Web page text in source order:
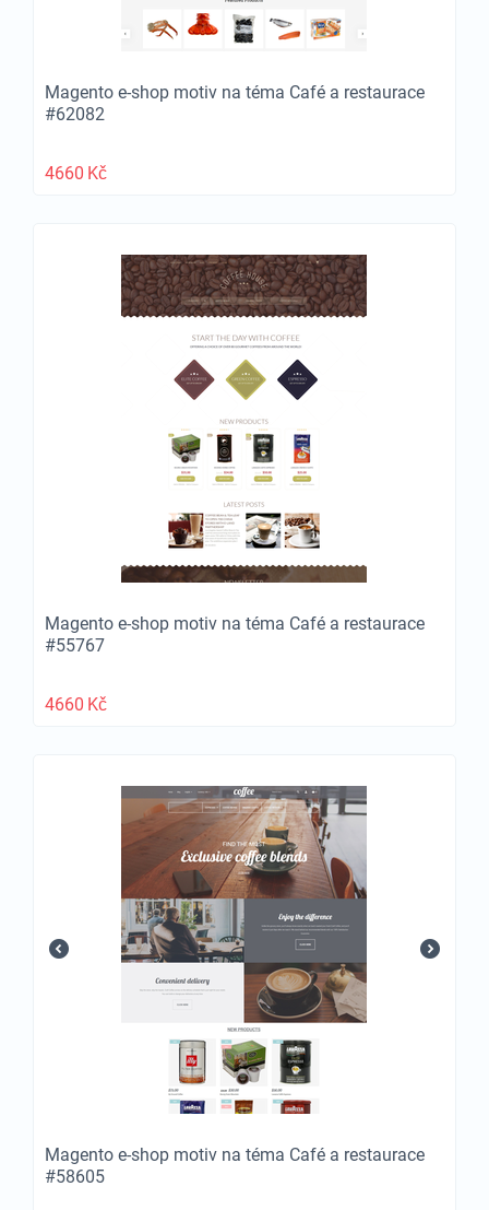
Magento e-shop motiv na téma Café a restaurace
#62082
4660 Kč
Magento e-shop motiv na téma Café a restaurace
#55767
4660 Kč
Magento e-shop motiv na téma Café a restaurace
#58605